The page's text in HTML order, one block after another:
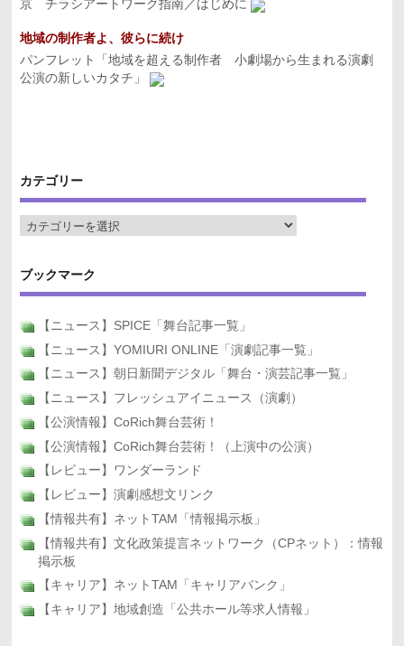
京 チラシアートワーク指南／はじめに
地域の制作者よ、彼らに続け
パンフレット「地域を超える制作者 小劇場から生まれる演劇
公演の新しいカタチ」
カテゴリー
ブックマーク
【ニュース】SPICE「舞台記事一覧」
【ニュース】YOMIURI ONLINE「演劇記事一覧」
【ニュース】朝日新聞デジタル「舞台・演芸記事一覧」
【ニュース】フレッシュアイニュース（演劇）
【公演情報】CoRich舞台芸術！
【公演情報】CoRich舞台芸術！（上演中の公演）
【レビュー】ワンダーランド
【レビュー】演劇感想文リンク
【情報共有】ネットTAM「情報掲示板」
【情報共有】文化政策提言ネットワーク（CPネット）：情報
掲示板
【キャリア】ネットTAM「キャリアバンク」
【キャリア】地域創造「公共ホール等求人情報」